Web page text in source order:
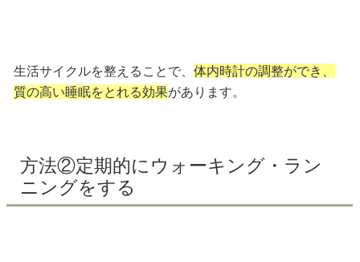
生活サイクルを整えることで、 体内時計の調整ができ、
質の高い睡眠をとれる効果があります。
方法②定期的にウォーキング・ラン
ニングをする